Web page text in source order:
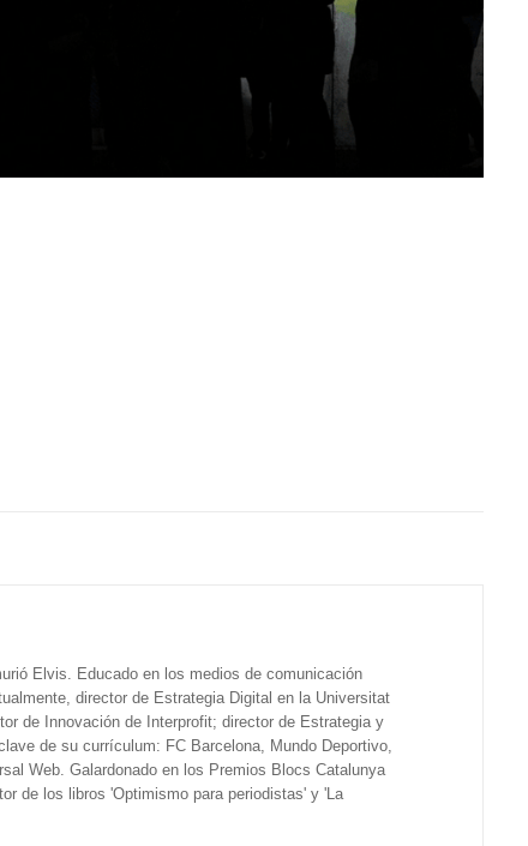
Elvis. Educado en los medios de comunicación
director de Estrategia Digital en la Universitat
de Innovación de Interprofit; director de Estrategia y
de su currículum: FC Barcelona, Mundo Deportivo,
Web. Galardonado en los Premios Blocs Catalunya
de los libros 'Optimismo para periodistas' y 'La